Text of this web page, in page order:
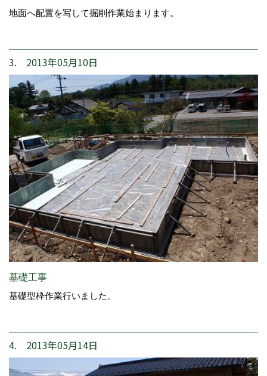
地面へ配置を写して掘削作業始まります。
3. 2013年05月10日
基礎工事
基礎型枠作業行いました。
4. 2013年05月14日